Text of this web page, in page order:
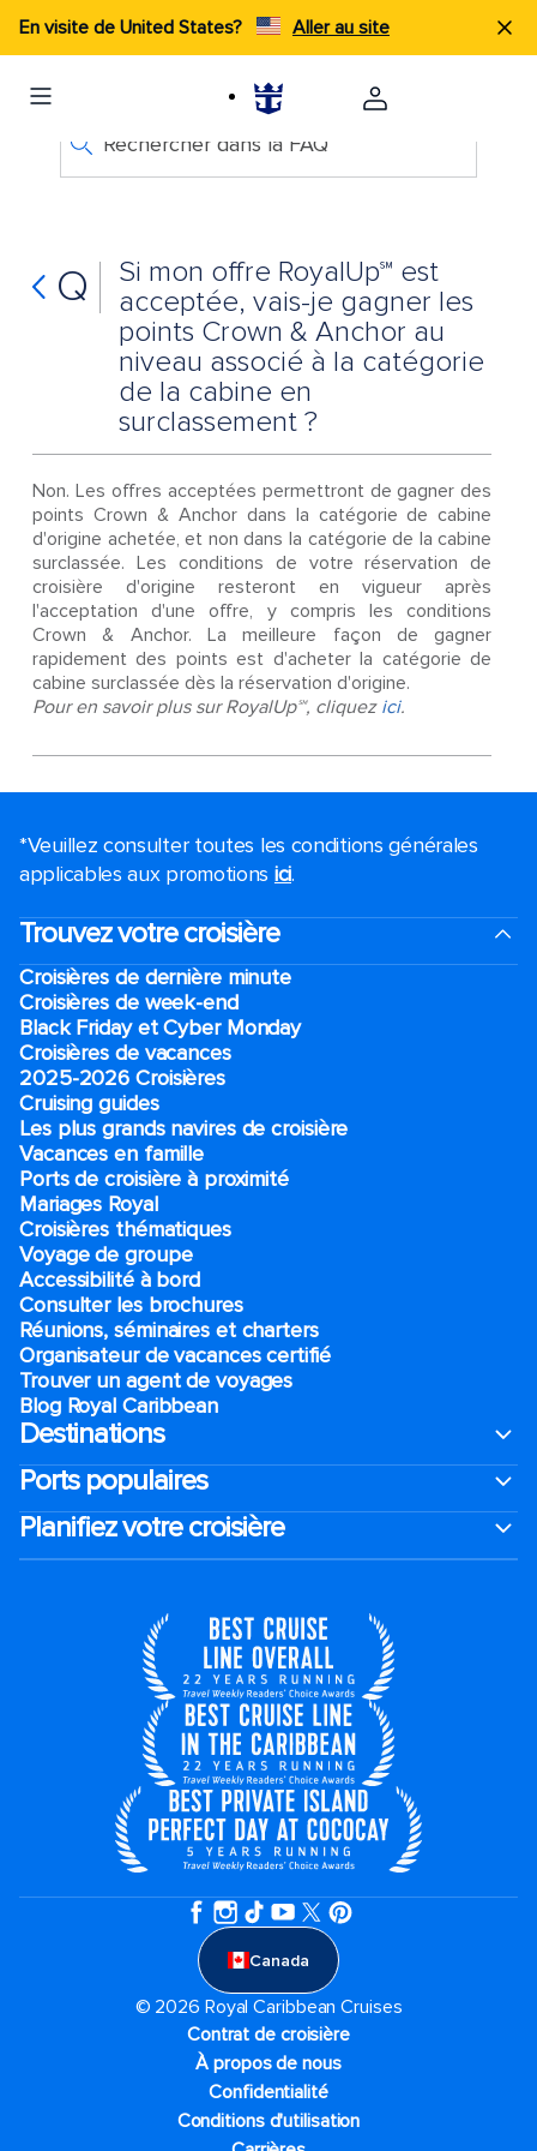
En visite de United States? Aller au site
Rechercher dans la FAQ
Q
Si mon offre RoyalUp℠ est
acceptée, vais-je gagner les
points Crown & Anchor au
niveau associé à la catégorie
de la cabine en
surclassement ?
Non. Les offres acceptées permettront de gagner des
points Crown & Anchor dans la catégorie de cabine
d'origine achetée, et non dans la catégorie de la cabine
surclassée. Les conditions de votre réservation de
croisière d'origine resteront en vigueur après
l'acceptation d'une offre, y compris les conditions
Crown & Anchor. La meilleure façon de gagner
rapidement des points est d'acheter la catégorie de
cabine surclassée dès la réservation d'origine.
Pour en savoir plus sur RoyalUp℠, cliquez ici.
*Veuillez consulter toutes les conditions générales
applicables aux promotions ici.
Trouvez votre croisière
Croisières de dernière minute
Croisières de week-end
Black Friday et Cyber Monday
Croisières de vacances
2025-2026 Croisières
Cruising guides
Les plus grands navires de croisière
Vacances en famille
Ports de croisière à proximité
Mariages Royal
Croisières thématiques
Voyage de groupe​
Accessibilité à bord​
Consulter les brochures
Réunions, séminaires et charters
Organisateur de vacances certifié
Trouver un agent de voyages
Blog Royal Caribbean
Destinations
Ports populaires
Planifiez votre croisière
Canada
© 2026 Royal Caribbean Cruises
Contrat de croisière
À propos de nous
Confidentialité
Conditions d'utilisation